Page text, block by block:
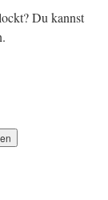
Du kannst